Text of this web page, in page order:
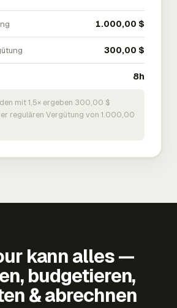
1.000,00 $
300,00 $
8h
mit 1,5× ergeben 300,00 $
regulären Vergütung von 1.000,00
kann alles —
budgetieren,
& abrechnen